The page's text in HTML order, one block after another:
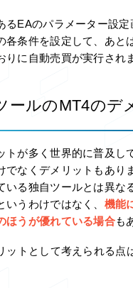
るEAのパラメーター設
各条件を設定して、あと
りに自動売買が実行され
ールのMT4のデ
トが多く世界的に普及し
でなくデメリットもあり
いる独自ツールとは異な
いうわけではなく、 機能
ほうが優れている場合も
ットとして考えられる点